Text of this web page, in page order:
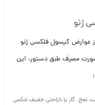
ژنو
عوارض کپسول فلکسی ژنو
مصرف طبق دستور، این
نفخ، گاز یا ناراحتی خفیف شکمی